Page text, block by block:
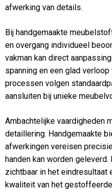
afwerking van details.
Bij handgemaakte
en overgang individueel
vakman kan direct
spanning en een glad
processen volgen
aansluiten bij unieke
Ambachtelijke vaardigheden
detaillering. Handgemaakte
afwerkingen vereisen
handen kan worden
zichtbaar in het eindresultaat
kwaliteit van het